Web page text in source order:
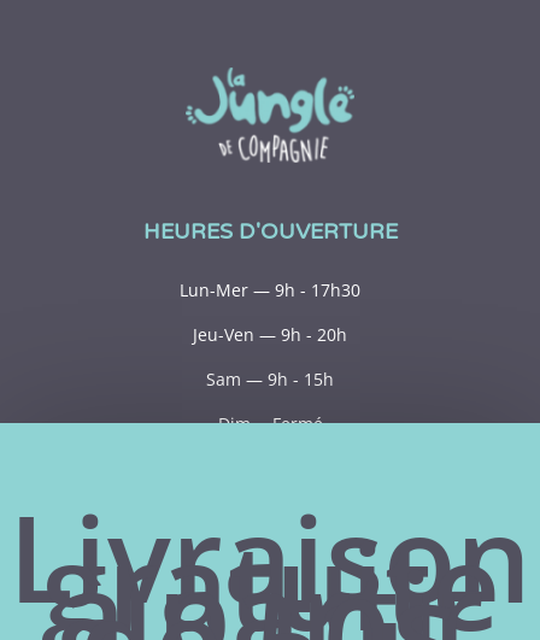
HEURES D'OUVERTURE
Lun-Mer — 9h - 17h30
Jeu-Ven — 9h - 20h
Sam — 9h - 15h
Dim— Fermé
Mon compte
Temes et conditions
Politiques de confidentialité
Livraison
gratuite